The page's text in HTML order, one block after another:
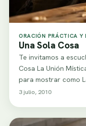
ORACIÓN PRÁCTICA Y
Una Sola Cosa
Te invitamos a
Cosa La Unión
para mostrar como
3 julio, 2010